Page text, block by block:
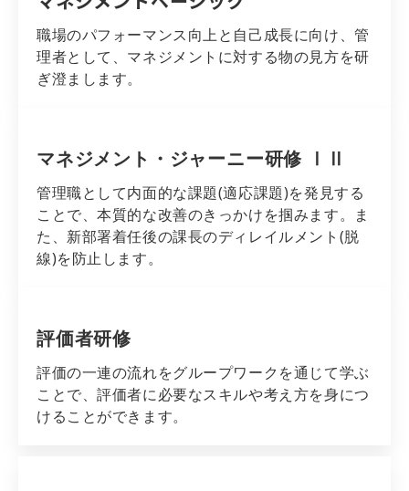
職場のパフォーマンス向上と自己成長に向け、管
理者として、マネジメントに対する物の見方を研
ぎ澄まします。
マネジメント・ジャーニー研修 ⅠⅡ
管理職として内面的な課題(適応課題)を発見する
ことで、本質的な改善のきっかけを掴みます。ま
た、新部署着任後の課長のディレイルメント(脱
線)を防止します。
評価者研修
評価の一連の流れをグループワークを通じて学ぶ
ことで、評価者に必要なスキルや考え方を身につ
けることができます。